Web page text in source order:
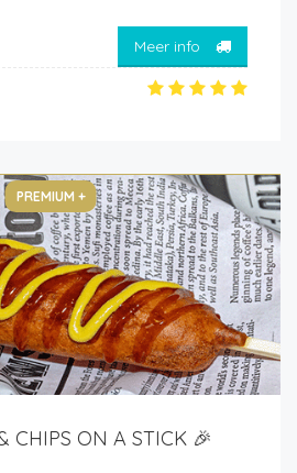
Meer info
PREMIUM +
CHIPS ON A STICK 🎉